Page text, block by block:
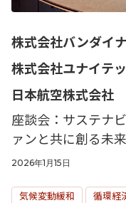
株式会社バンダイ
株式会社ユナイテ
日本航空株式会社
座談会：サステナ
ァンと共に創る未来
2026年1月15日
気候変動緩和 循環経